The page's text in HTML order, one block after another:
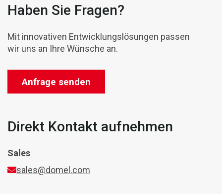
Haben Sie Fragen?
Mit innovativen Entwicklungslösungen passen
wir uns an Ihre Wünsche an.
Anfrage senden
Direkt Kontakt aufnehmen
Sales
sales@domel.com